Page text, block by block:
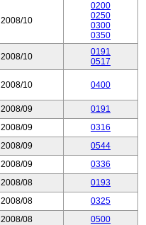
2008/10
0200
0250
0300
0350
2008/10
0191
0517
2008/10 0400
2008/09
0191
2008/09
0316
2008/09
0544
2008/09
0336
2008/08
0193
2008/08
0325
2008/08
0500